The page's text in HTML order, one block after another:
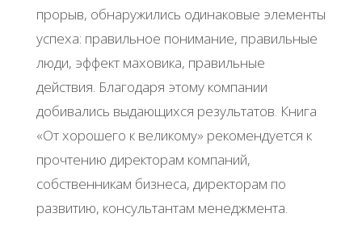
прорыв, обнаружились одинаковые элементы
успеха: правильное понимание, правильные
люди, эффект маховика, правильные
действия. Благодаря этому компании
добивались выдающихся результатов. Книга
«От хорошего к великому» рекомендуется к
прочтению директорам компаний,
собственникам бизнеса, директорам по
развитию, консультантам менеджмента.